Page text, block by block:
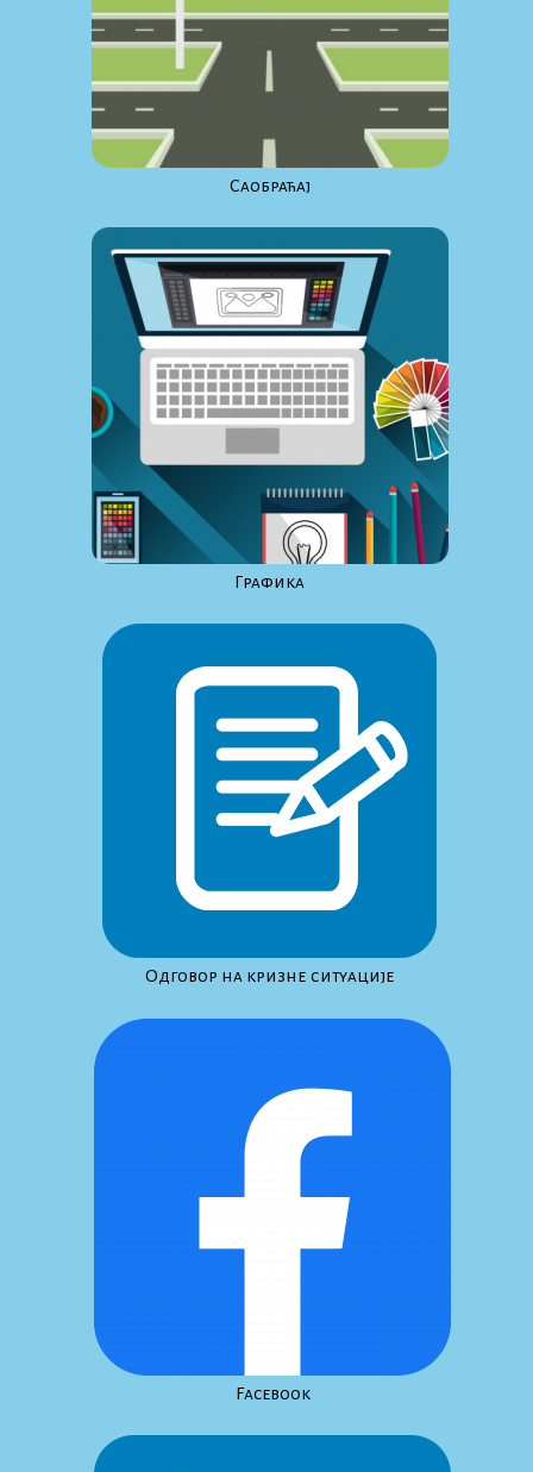
Саобраћај
Графика
Одговор на кризне ситуације
Facebook